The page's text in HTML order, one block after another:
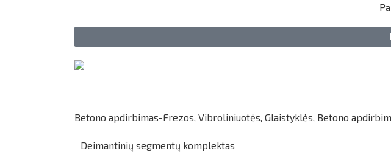
Betono apdirbimas-Frezos, Vibroliniuotės, Glaistyklės Betono
Deimantinių segmentų komplektas